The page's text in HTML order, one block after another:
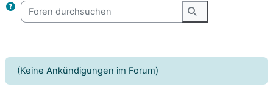
Foren durchsuchen
Foren
(Keine Ankündigungen im Forum)